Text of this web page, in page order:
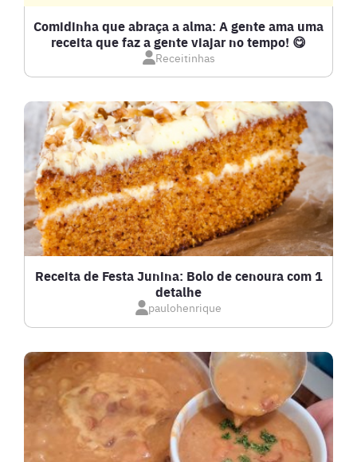
DOCES E SOBREMESAS
DRINKS
FRANGO
FRUTOS DO MAR
GRATINADOS
LANCHES
LASANHAS
LOW CARB
Comidinha que abraça a alma: A gente ama uma
receita que faz a gente viajar no tempo! 😋
Receitinhas
Receita de Festa Junina: Bolo de cenoura com 1
detalhe
paulohenrique